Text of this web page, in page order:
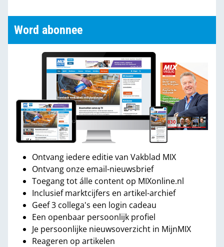
Word abonnee
Ontvang iedere editie van Vakblad MIX
Ontvang onze email-nieuwsbrief
Toegang tot álle content op MIXonline.nl
Inclusief marktcijfers en artikel-archief
Geef 3 collega's een login cadeau
Een openbaar persoonlijk profiel
Je persoonlijke nieuwsoverzicht in MijnMIX
Reageren op artikelen